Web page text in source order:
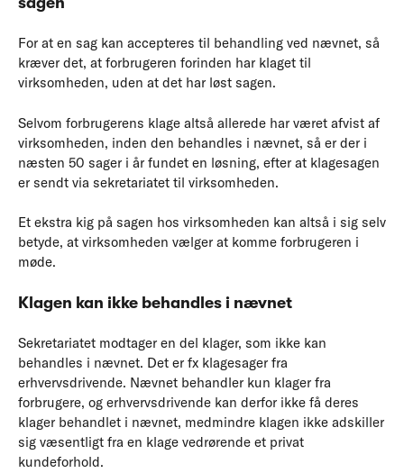
For at en sag kan accepteres til behandling ved nævnet, så
kræver det, at forbrugeren forinden har klaget til
virksomheden, uden at det har løst sagen.
Selvom forbrugerens klage altså allerede har været afvist af
virksomheden, inden den behandles i nævnet, så er der i
næsten 50 sager i år fundet en løsning, efter at klagesagen
er sendt via sekretariatet til virksomheden.
Et ekstra kig på sagen hos virksomheden kan altså i sig selv
betyde, at virksomheden vælger at komme forbrugeren i
møde.
Klagen kan ikke behandles i nævnet
Sekretariatet modtager en del klager, som ikke kan
behandles i nævnet. Det er fx klagesager fra
erhvervsdrivende. Nævnet behandler kun klager fra
forbrugere, og erhvervsdrivende kan derfor ikke få deres
klager behandlet i nævnet, medmindre klagen ikke adskiller
sig væsentligt fra en klage vedrørende et privat
kundeforhold.